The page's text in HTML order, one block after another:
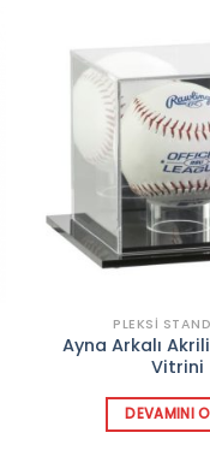
PLEKSI
Ayna Arkalı
Vitrini
DEVAMINI